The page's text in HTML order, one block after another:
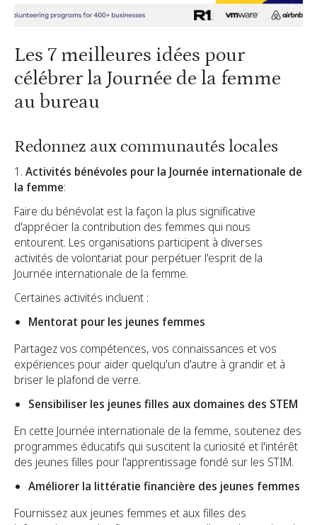
Les 7 meilleures idées pour
célébrer la Journée de la femme
au bureau
Redonnez aux communautés locales
1. Activités bénévoles pour la Journée internationale de
la femme:
Faire du bénévolat est la façon la plus significative
d'apprécier la contribution des femmes qui nous
entourent. Les organisations participent à diverses
activités de volontariat pour perpétuer l'esprit de la
Journée internationale de la femme.
Certaines activités incluent :
Mentorat pour les jeunes femmes
Partagez vos compétences, vos connaissances et vos
expériences pour aider quelqu'un d'autre à grandir et à
briser le plafond de verre.
Sensibiliser les jeunes filles aux domaines des STEM
En cette Journée internationale de la femme, soutenez des
programmes éducatifs qui suscitent la curiosité et l'intérêt
des jeunes filles pour l'apprentissage fondé sur les STIM.
Améliorer la littératie financière des jeunes femmes
Fournissez aux jeunes femmes et aux filles des